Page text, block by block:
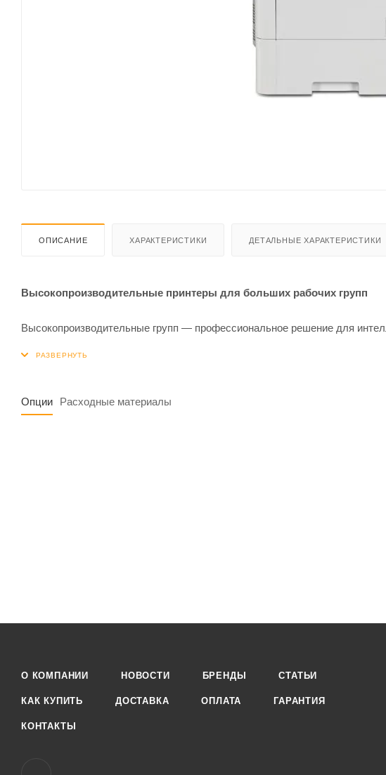
ОПИСАНИЕ ХАРАКТЕРИСТИКИ ДЕТАЛЬНЫЕ ХАРАКТЕРИСТИКИ
Высокопроизводительные принтеры для больших рабочих групп
Высокопроизводительные групп — профессиональное решение для
Опции Расходные материалы
О КОМПАНИИ НОВОСТИ БРЕНДЫ СТАТЬИ
КАК КУПИТЬ ДОСТАВКА ОПЛАТА ГАРАНТИЯ
КОНТАКТЫ